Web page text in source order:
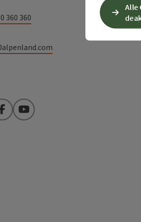
360 360
FacebookYouTube
Alle